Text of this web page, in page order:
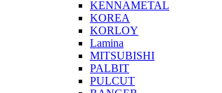
KENNAMETAL
KOREA
KORLOY
Lamina
MITSUBISHI
PALBIT
PULCUT